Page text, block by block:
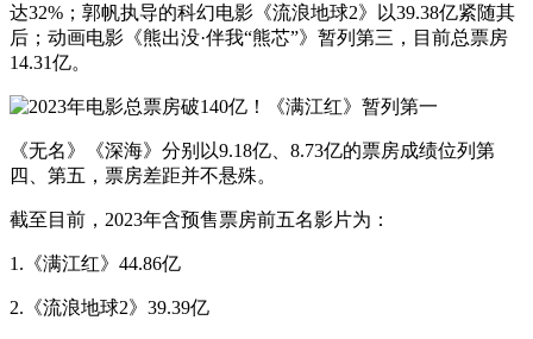
达32%；郭帆执导的科幻电影《流浪地球2》以39.38亿紧随其
后；动画电影《熊出没·伴我“熊芯”》暂列第三，目前总票房
14.31亿。
《无名》《深海》分别以9.18亿、8.73亿的票房成绩位列第
四、第五，票房差距并不悬殊。
截至目前，2023年含预售票房前五名影片为：
1.《满江红》44.86亿
2.《流浪地球2》39.39亿